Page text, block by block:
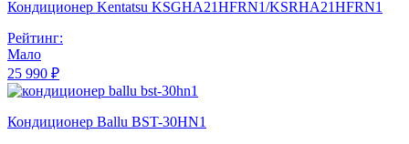
Кондиционер Kentatsu KSGHA21HFRN1/KSRHA21HFRN1
Рейтинг:
Мало
25 990 ₽
Кондиционер Ballu BST-30HN1